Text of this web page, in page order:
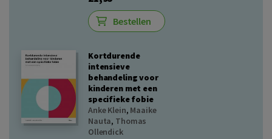
Bestellen
Kortdurende
intensieve
behandeling voor
kinderen met een
specifieke fobie
Anke Klein, Maaike
Nauta, Thomas
Ollendick